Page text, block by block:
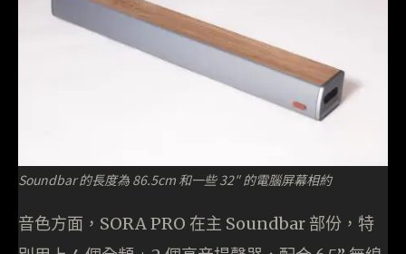
Soundbar 的長度為 86.5cm 和一些 32″ 的電腦屏幕相約
音色方面，SORA PRO 在主 Soundbar 部份，特